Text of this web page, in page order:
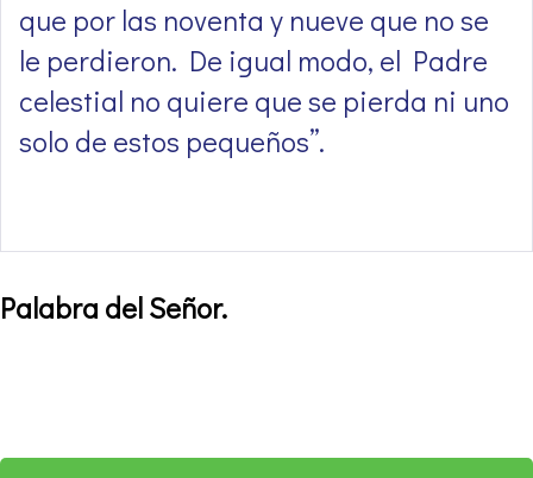
que por las noventa y nueve que no se
le perdieron. De igual modo, el Padre
celestial no quiere que se pierda ni uno
solo de estos pequeños’’.
Palabra del Señor.